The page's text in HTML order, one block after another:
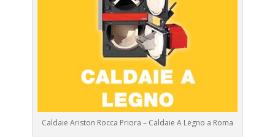
Caldaie Ariston Rocca Priora – Caldaie A Legno a Roma